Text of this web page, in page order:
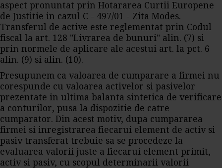
aspect pronuntat prin Hotararea Curtii Europene
de Justitie in cazul C - 497/01 - Zita Modes.
Transferul de active este reglementat prin Codul
fiscal la art. 128 "Livrarea de bunuri" alin. (7) si
prin normele de aplicare ale acestui art. la pct. 6
alin. (9) si alin. (10).
Presupunem ca valoarea de cumparare a firmei nu
corespunde cu valoarea activelor si pasivelor
prezentate in ultima balanta sintetica de verificare
a conturilor, pusa la dispozitie de catre
cumparator. Din acest motiv, dupa cumpararea
firmei si inregistrarea fiecarui element de activ si
pasiv transferat trebuie sa se procedeze la
evaluarea valorii juste a fiecarui element primit,
activ si pasiv, cu scopul determinarii valorii